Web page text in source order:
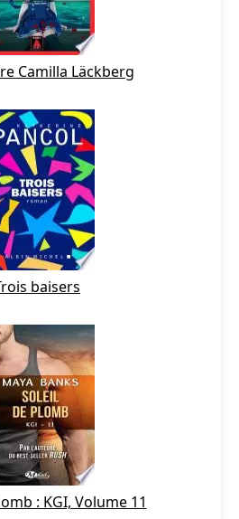
Camilla Läckberg
baisers
: KGI, Volume 11